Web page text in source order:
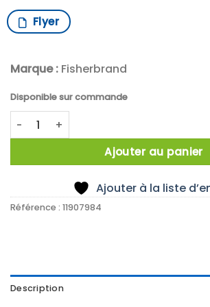
Flyer
Marque : Fisherbrand
Disponible sur commande
quantité de X500 Insert Fisherbrand
Ajouter au panier
Ajouter à la liste
Référence : 11907984
Description